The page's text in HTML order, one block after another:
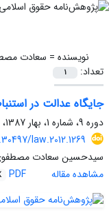
نویسنده = سعادت
تعداد:
جایگاه عدالت در
دوره 9، شماره 1، بهار 1387، صفحه
law.2012.1269
سیدحسین سعادت
مشاهده مقاله